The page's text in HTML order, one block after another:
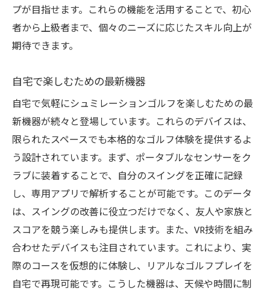
プが目指せます。これらの機能を活用することで、初心
者から上級者まで、個々のニーズに応じたスキル向上が
期待できます。
自宅で楽しむための最新機器
自宅で気軽にシュミレーションゴルフを楽しむための最
新機器が続々と登場しています。これらのデバイスは、
限られたスペースでも本格的なゴルフ体験を提供するよ
う設計されています。まず、ポータブルなセンサーをク
ラブに装着することで、自分のスイングを正確に記録
し、専用アプリで解析することが可能です。このデータ
は、スイングの改善に役立つだけでなく、友人や家族と
スコアを競う楽しみも提供します。また、VR技術を組み
合わせたデバイスも注目されています。これにより、実
際のコースを仮想的に体験し、リアルなゴルフプレイを
自宅で再現可能です。こうした機器は、天候や時間に制